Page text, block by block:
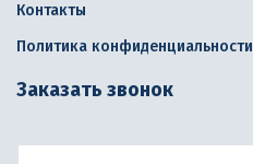
Контакты
Политика конфиденциальности
Заказать звонок